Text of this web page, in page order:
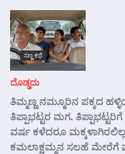
ಸಣ್ಣ ಕಥೆ
ದೊಡ್ಡದು
ತಿಮ್ಮಣ್ಣ ನಮ್ಮೂರಿನ ಪಕ್ಕದ
ತಿಪ್ಪಾಭಟ್ಟರ ಮಗ.
ವರ್ಷ ಕಳೆದರೂ
ಕಮಲಾಕ್ಷಮ್ಮನ ಸಲಹೆ ಮೇರೆಗೆ